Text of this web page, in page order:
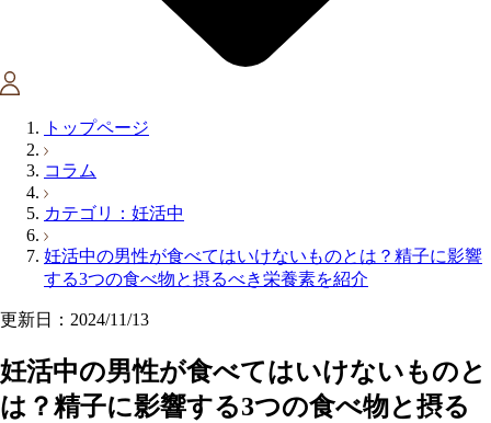
トップページ
コラム
カテゴリ：妊活中
妊活中の男性が食べてはいけないものとは？精子に影響
する3つの食べ物と摂るべき栄養素を紹介
更新日：2024/11/13
妊活中の男性が食べてはいけないものと
は？精子に影響する3つの食べ物と摂る